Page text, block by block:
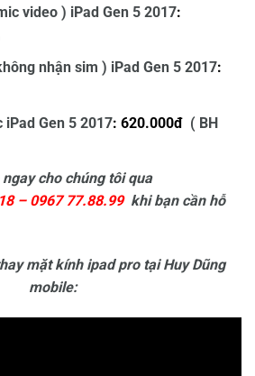
video ) iPad Gen 5 2017:
nhận sim ) iPad Gen 5 2017:
Gen 5 2017: 620.000đ ( BH
cho chúng tôi qua
– 0967 77.88.99khi bạn cần hỗ
mặt kính ipad pro tại Huy Dũng
mobile: